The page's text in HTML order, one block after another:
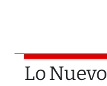
Lo Nuevo